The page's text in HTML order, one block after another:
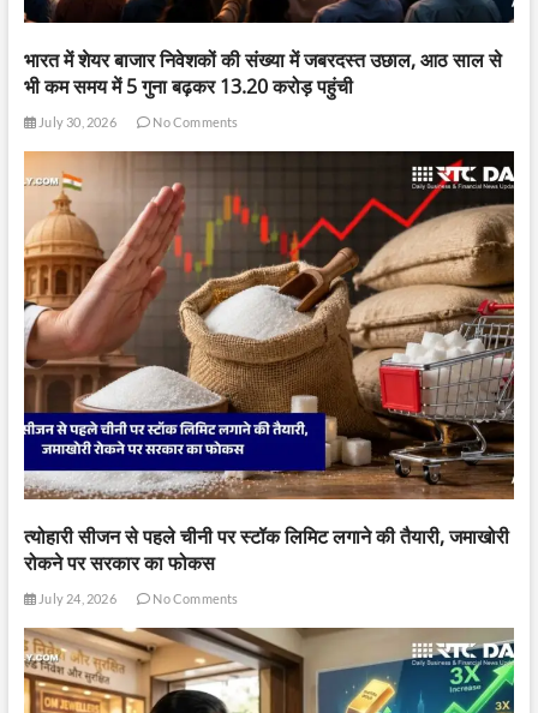
भारत में शेयर बाजार निवेशकों की संख्या में जबरदस्त उछाल, आठ साल से
भी कम समय में 5 गुना बढ़कर 13.20 करोड़ पहुंची
July 30, 2026 No Comments
त्योहारी सीजन से पहले चीनी पर स्टॉक लिमिट लगाने की तैयारी, जमाखोरी
रोकने पर सरकार का फोकस
July 24, 2026 No Comments